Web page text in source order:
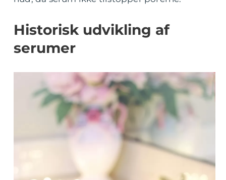
Historisk udvikling af
serumer